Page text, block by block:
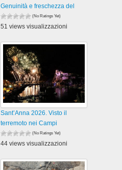
Genuinità e freschezza del
(No Ratings Yet)
51 views visualizzazioni
Sant’Anna 2026. Visto il
terremoto nei Campi
(No Ratings Yet)
44 views visualizzazioni